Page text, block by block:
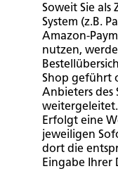
Soweit Sie
System (z.B.
Amazon-
nutzen,
Shop geführt
Anbieters des
weitergeleitet.
Erfolgt eine
jeweiligen
dort die
Eingabe Ihrer